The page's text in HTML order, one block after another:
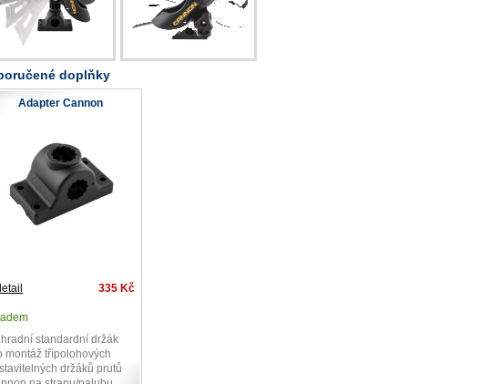
doplňky
Adapter Cannon
335 Kč
standardní držák
montáž třípolohových
držáků prutů